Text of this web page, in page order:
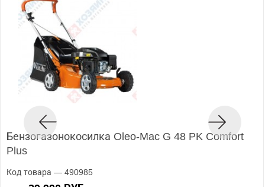
Бензогазонокосилка Oleo-Mac G 48 PK Comfort
Plus
Код товара — 490985